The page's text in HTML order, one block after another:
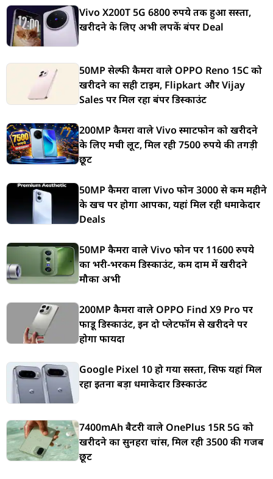
Vivo X200T 5G 6800 रुपये तक हुआ सस्ता,
खरीदने के लिए अभी लपकें बंपर Deal
50MP सेल्फी कैमरा वाले OPPO Reno 15C को
खरीदने का सही टाइम, Flipkart और Vijay
Sales पर मिल रहा बंपर डिस्काउंट
200MP कैमरा वाले Vivo स्मार्टफोन को खरीदने
के लिए मची लूट, मिल रही 7500 रुपये की तगड़ी
छूट
50MP कैमरा वाला Vivo फोन 3000 से कम महीने
के खर्च पर होगा आपका, यहां मिल रही धमाकेदार
Deals
50MP कैमरा वाले Vivo फोन पर 11600 रुपये
का भरी-भरकम डिस्काउंट, कम दाम में खरीदने
मौका अभी
200MP कैमरा वाले OPPO Find X9 Pro पर
फाडू डिस्काउंट, इन दो प्लेटफॉर्म से खरीदने पर
होगा फायदा
Google Pixel 10 हो गया सस्ता, सिर्फ यहां मिल
रहा इतना बड़ा धमाकेदार डिस्काउंट
7400mAh बैटरी वाले OnePlus 15R 5G को
खरीदने का सुनहरा चांस, मिल रही 3500 की गजब
छूट